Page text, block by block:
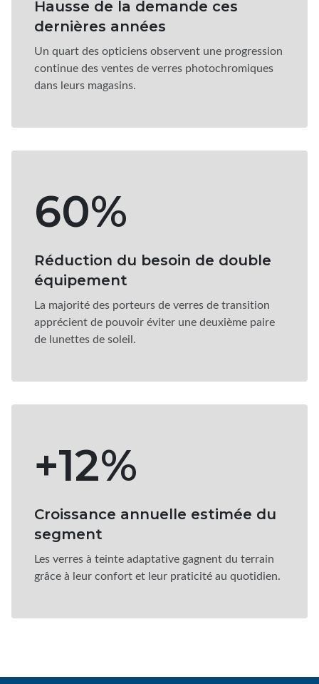
Hausse de la demande ces
dernières années
Un quart des opticiens observent une progression
continue des ventes de verres photochromiques
dans leurs magasins.
60%
Réduction du besoin de double
équipement
La majorité des porteurs de verres de transition
apprécient de pouvoir éviter une deuxième paire
de lunettes de soleil.
+12%
Croissance annuelle estimée du
segment
Les verres à teinte adaptative gagnent du terrain
grâce à leur confort et leur praticité au quotidien.